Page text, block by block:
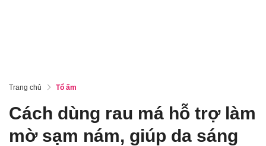
Trang chủ Tổ ấm
Cách dùng rau má hỗ trợ làm
mờ sạm nám, giúp da sáng